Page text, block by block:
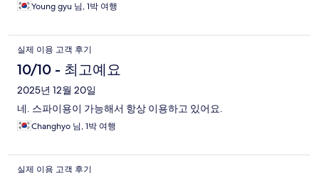
Young gyu 님, 1박 여행
실제 이용 고객 후기
10/10 - 최고예요
2025년 12월 20일
네. 스파이용이 가능해서 항상 이용하고 있어요.
Changhyo 님, 1박 여행
실제 이용 고객 후기